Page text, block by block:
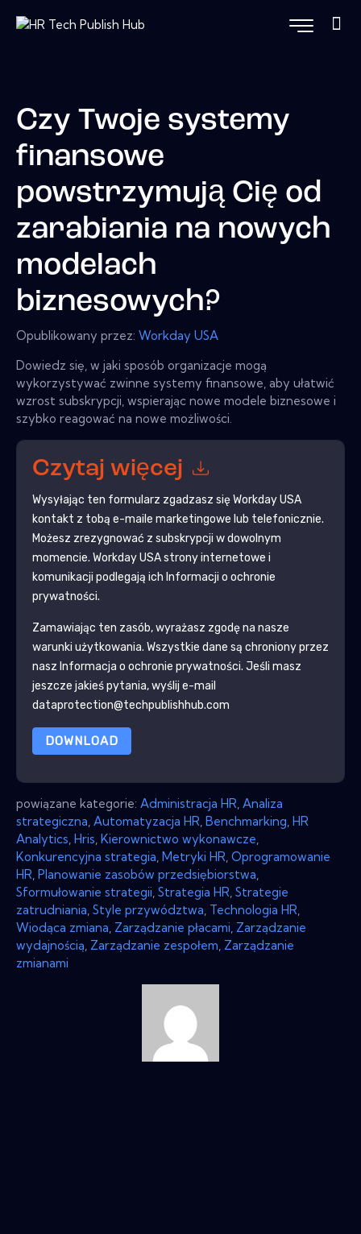
Czy Twoje systemy
finansowe
powstrzymują Cię od
zarabiania na nowych
modelach
biznesowych?
Opublikowany przez: Workday USA
Dowiedz się, w jaki sposób organizacje mogą
wykorzystywać zwinne systemy finansowe, aby ułatwić
wzrost subskrypcji, wspierając nowe modele biznesowe i
szybko reagować na nowe możliwości.
Czytaj więcej
Wysyłając ten formularz zgadzasz sięWorkday USA
kontakt z tobą e-maile marketingowe lub telefonicznie.
Możesz zrezygnować z subskrypcji w dowolnym
momencie. Workday USAstrony internetowe i
komunikacji podlegają ich Informacji o ochronie
prywatności.
Zamawiając ten zasób, wyrażasz zgodę na nasze
warunki użytkowania. Wszystkie dane są chroniony przez
nasz Informacja o ochronie prywatności. Jeśli masz
jeszcze jakieś pytania, wyślij e-mail
dataprotection@techpublishhub.com
DOWNLOAD
powiązane kategorie: Administracja HR Analiza
strategiczna Automatyzacja HR Benchmarking HR
Analytics Hris Kierownictwo wykonawcze
Konkurencyjna strategia Metryki HR Oprogramowanie
HR Planowanie zasobów przedsiębiorstwa
Sformułowanie strategii Strategia HR Strategie
zatrudniania Style przywództwa Technologia HR
Wiodąca zmiana Zarządzanie płacami Zarządzanie
wydajnością Zarządzanie zespołem Zarządzanie
zmianami